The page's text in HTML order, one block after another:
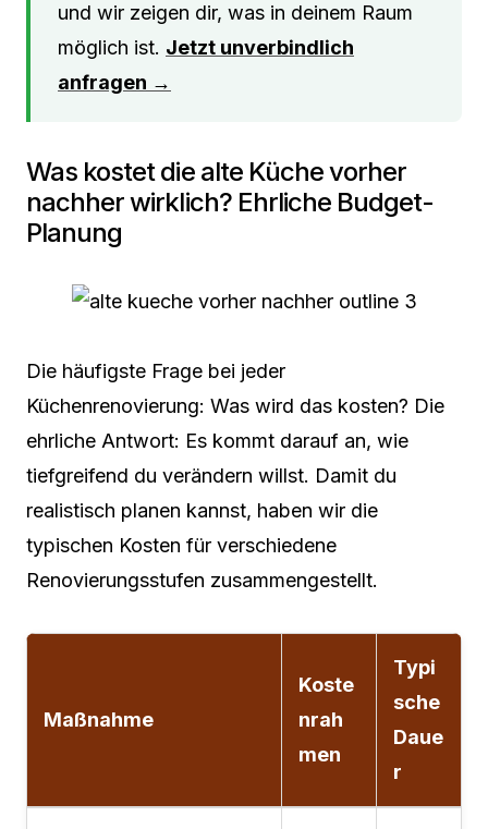
und wir zeigen dir, was in deinem Raum
möglich ist. Jetzt unverbindlich
anfragen →
Was kostet die alte Küche vorher
nachher wirklich? Ehrliche Budget-
Planung
Die häufigste Frage bei jeder
Küchenrenovierung: Was wird das kosten? Die
ehrliche Antwort: Es kommt darauf an, wie
tiefgreifend du verändern willst. Damit du
realistisch planen kannst, haben wir die
typischen Kosten für verschiedene
Renovierungsstufen zusammengestellt.
Maßnahme
Koste
nrah
men
Typi
sche
Daue
r